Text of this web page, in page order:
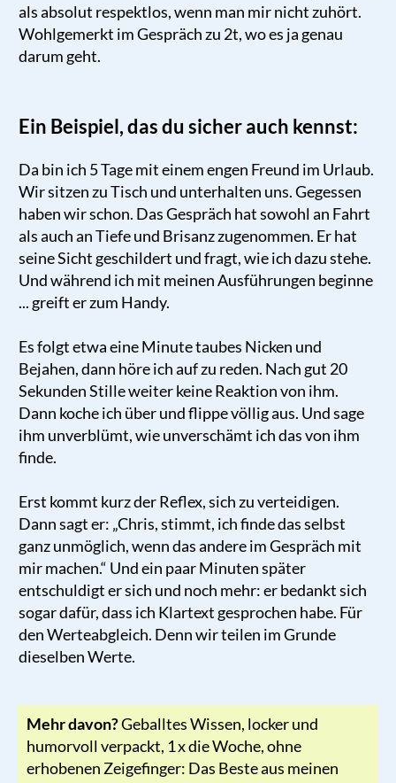
als absolut respektlos, wenn man mir nicht zuhört.
Wohlgemerkt im Gespräch zu 2t, wo es ja genau
darum geht.
Ein Beispiel, das du sicher auch kennst:
Da bin ich 5 Tage mit einem engen Freund im Urlaub.
Wir sitzen zu Tisch und unterhalten uns. Gegessen
haben wir schon. Das Gespräch hat sowohl an Fahrt
als auch an Tiefe und Brisanz zugenommen. Er hat
seine Sicht geschildert und fragt, wie ich dazu stehe.
Und während ich mit meinen Ausführungen beginne
... greift er zum Handy.
Es folgt etwa eine Minute taubes Nicken und
Bejahen, dann höre ich auf zu reden. Nach gut 20
Sekunden Stille weiter keine Reaktion von ihm.
Dann koche ich über und flippe völlig aus. Und sage
ihm unverblümt, wie unverschämt ich das von ihm
finde.
Erst kommt kurz der Reflex, sich zu verteidigen.
Dann sagt er: „Chris, stimmt, ich finde das selbst
ganz unmöglich, wenn das andere im Gespräch mit
mir machen.“ Und ein paar Minuten später
entschuldigt er sich und noch mehr: er bedankt sich
sogar dafür, dass ich Klartext gesprochen habe. Für
den Werteabgleich. Denn wir teilen im Grunde
dieselben Werte.
Mehr davon?Geballtes Wissen, locker und
humorvoll verpackt, 1 x die Woche, ohne
erhobenen Zeigefinger: Das Beste aus meinen